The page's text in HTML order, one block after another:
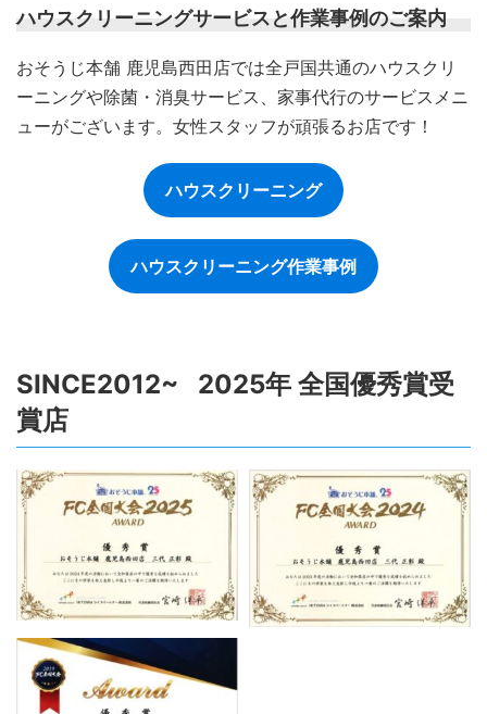
ハウスクリーニングサービスと作業事例のご案内
おそうじ本舗 鹿児島西田店では全戸国共通のハウスクリ
ーニングや除菌・消臭サービス、家事代行のサービスメニ
ューがございます。女性スタッフが頑張るお店です！
ハウスクリーニング
ハウスクリーニング作業事例
SINCE2012~ 2025年 全国優秀賞受
賞店